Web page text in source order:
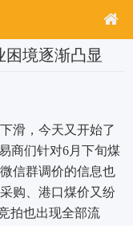
困境逐渐凸显
滑，今天又开始了
商们针对6月下旬煤
信群调价的信息也
购、港口煤价又纷
拍也出现全部流